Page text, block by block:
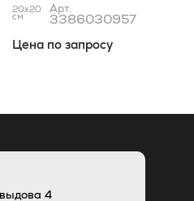
20x20
см
Арт.
3386030957
Цена по запросу
4